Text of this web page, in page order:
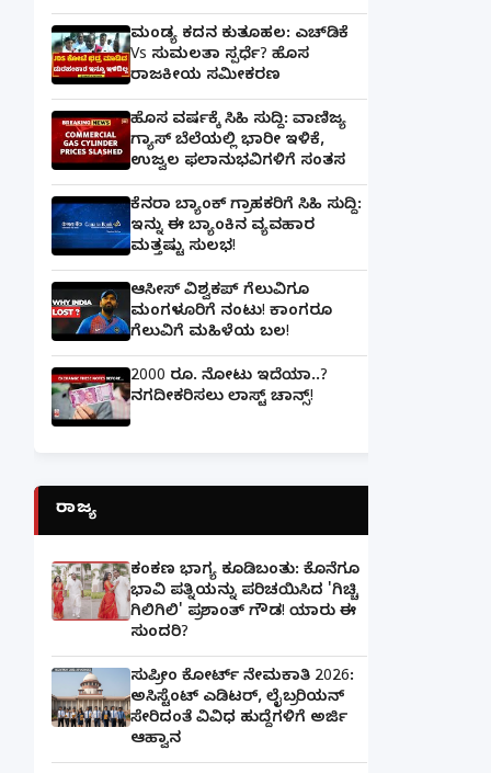
ಮಂಡ್ಯ ಕದನ ಕುತೂಹಲ: ಎಚ್‌ಡಿಕೆ
Vs ಸುಮಲತಾ ಸ್ಪರ್ಧೆ? ಹೊಸ
ರಾಜಕೀಯ ಸಮೀಕರಣ
ಹೊಸ ವರ್ಷಕ್ಕೆ ಸಿಹಿ ಸುದ್ದಿ: ವಾಣಿಜ್ಯ
ಗ್ಯಾಸ್‌ ಬೆಲೆಯಲ್ಲಿ ಭಾರೀ ಇಳಿಕೆ,
ಉಜ್ವಲ ಫಲಾನುಭವಿಗಳಿಗೆ ಸಂತಸ
ಕೆನರಾ ಬ್ಯಾಂಕ್‌ ಗ್ರಾಹಕರಿಗೆ ಸಿಹಿ ಸುದ್ದಿ:
ಇನ್ನು ಈ ಬ್ಯಾಂಕಿನ ವ್ಯವಹಾರ
ಮತ್ತಷ್ಟು ಸುಲಭ!
ಆಸೀಸ್ ವಿಶ್ವಕಪ್ ಗೆಲುವಿಗೂ
ಮಂಗಳೂರಿಗೆ ನಂಟು! ಕಾಂಗರೂ
ಗೆಲುವಿಗೆ ಮಹಿಳೆಯ ಬಲ!
2000 ರೂ. ನೋಟು ಇದೆಯಾ..?
ನಗದೀಕರಿಸಲು ಲಾಸ್ಟ್‌ ಚಾನ್ಸ್‌!
ರಾಜ್ಯ
ಕಂಕಣ ಭಾಗ್ಯ ಕೂಡಿಬಂತು: ಕೊನೆಗೂ
ಭಾವಿ ಪತ್ನಿಯನ್ನು ಪರಿಚಯಿಸಿದ 'ಗಿಚ್ಚಿ
ಗಿಲಿಗಿಲಿ' ಪ್ರಶಾಂತ್ ಗೌಡ! ಯಾರು ಈ
ಸುಂದರಿ?
ಸುಪ್ರೀಂ ಕೋರ್ಟ್ ನೇಮಕಾತಿ 2026:
ಅಸಿಸ್ಟೆಂಟ್ ಎಡಿಟರ್, ಲೈಬ್ರರಿಯನ್
ಸೇರಿದಂತೆ ವಿವಿಧ ಹುದ್ದೆಗಳಿಗೆ ಅರ್ಜಿ
ಆಹ್ವಾನ